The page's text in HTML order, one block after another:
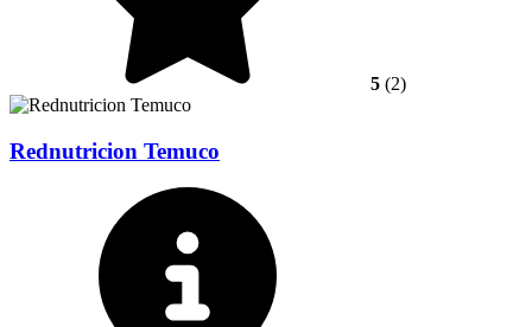
5 (2)
Rednutricion Temuco